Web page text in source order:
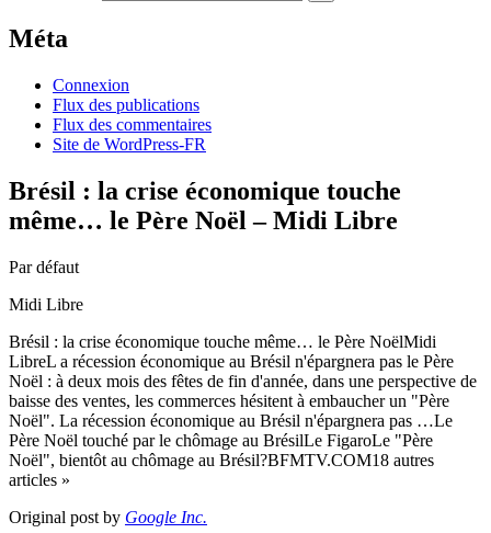
Méta
Connexion
Flux des publications
Flux des commentaires
Site de WordPress-FR
Brésil : la crise économique touche
même… le Père Noël – Midi Libre
Par défaut
Midi Libre
Brésil : la crise économique touche même… le Père NoëlMidi
LibreL a récession économique au Brésil n'épargnera pas le Père
Noël : à deux mois des fêtes de fin d'année, dans une perspective de
baisse des ventes, les commerces hésitent à embaucher un "Père
Noël". La récession économique au Brésil n'épargnera pas …Le
Père Noël touché par le chômage au BrésilLe FigaroLe "Père
Noël", bientôt au chômage au Brésil?BFMTV.COM18 autres
articles »
Original post by Google Inc.